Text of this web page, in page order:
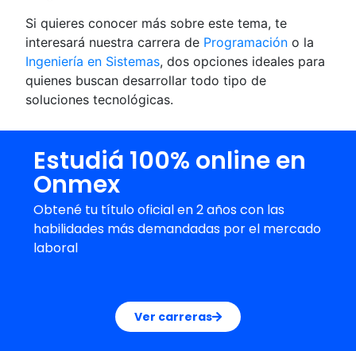
Si quieres conocer más sobre este tema, te
interesará nuestra carrera de Programacióno la
Ingeniería en Sistemas, dos opciones ideales para
quienes buscan desarrollar todo tipo de
soluciones tecnológicas.
Estudiá 100% online en
Onmex
Obtené tu título oficial en 2 años con las
habilidades más demandadas por el mercado
laboral
Ver carreras